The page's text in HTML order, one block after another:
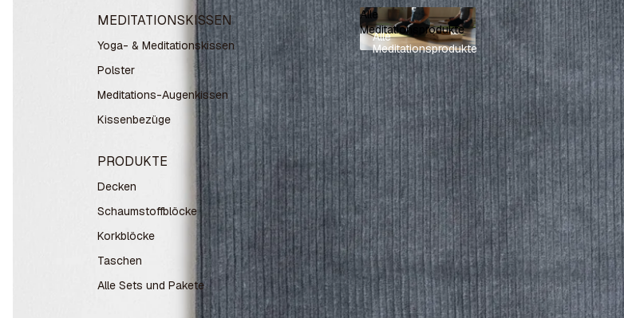
MEDITATIONSKISSEN
Yoga- & Meditationskissen
Polster
Meditations-Augenkissen
Kissenbezüge
PRODUKTE
Decken
Schaumstoffblöcke
Korkblöcke
Taschen
Alle Sets und Pakete
Alle
Meditationsprodukte
Alle
Meditationsprodukte